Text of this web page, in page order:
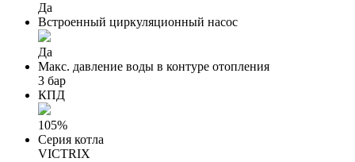
Да
Встроенный циркуляционный насос
Да
Макс. давление воды в контуре отопления
3 бар
КПД
105%
Серия котла
VICTRIX